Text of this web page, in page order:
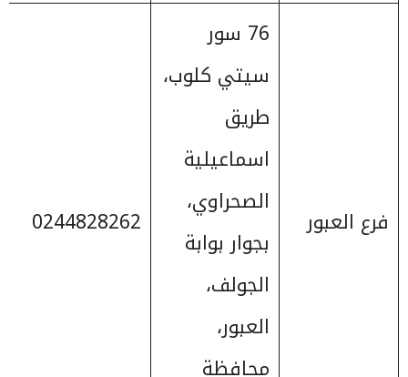
فرع العبور
76 سور
سيتي كلوب،
طريق
اسماعيلية
الصحراوي،
بجوار بوابة
الجولف،
العبور،
محافظة
0244828262